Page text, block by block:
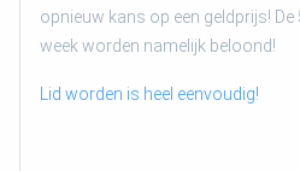
opnieuw kans op een geldprijs! De
week worden namelijk beloond!
Lid worden is heel eenvoudig!